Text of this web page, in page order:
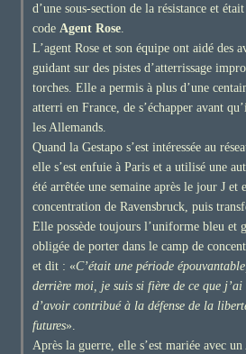
d’une sous-section de la résistance et
code Agent Rose.
L’agent Rose et son équipe ont aidé des
guidant sur des pistes d’atterrissage
torches. Elle a permis à plus d’une
atterri en France, de s’échapper avant
les Allemands.
Quand la Gestapo s’est intéressée au
elle s’est enfuie à Paris et a utilisé une
été arrêtée une semaine après le jour J et
concentration de Ravensbruck, puis
Elle possède toujours l’uniforme bleu et
obligée de porter dans le camp de
et dit : «C’était une période
derrière moi, je suis si fière de ce que j’ai
d’avoir contribué à la défense de la
futures».
Après la guerre, elle s’est mariée avec